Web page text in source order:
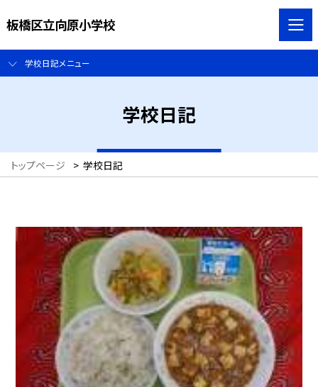
板橋区立向原小学校
学校日記メニュー
学校日記
トップページ > 学校日記